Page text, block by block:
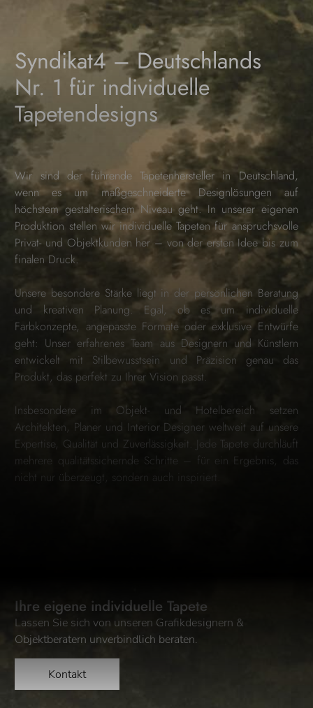
Wir sind der führende Tapetenhersteller in Deutschland,
wenn es um maßgeschneiderte Designlösungen auf
höchstem gestalterischem Niveau geht. In unserer eigenen
Produktion stellen wir individuelle Tapeten für anspruchsvolle
Privat- und Objektkunden her – von der ersten Idee bis zum
finalen Druck.
Unsere besondere Stärke liegt in der persönlichen Beratung
und kreativen Planung. Egal, ob es um individuelle
Farbkonzepte, angepasste Formate oder exklusive Entwürfe
geht: Unser erfahrenes Team aus Designern und Künstlern
entwickelt mit Stilbewusstsein und Präzision genau das
Produkt, das perfekt zu Ihrer Vision passt.
Insbesondere im Objekt- und Hotelbereich setzen
Architekten, Planer und Interior Designer weltweit auf unsere
Expertise, Qualität und Zuverlässigkeit. Jede Tapete durchläuft
mehrere qualitätssichernde Schritte – für ein Ergebnis, das
nicht nur überzeugt, sondern auch inspiriert.
Syndikat4 – Deutschlands
Nr. 1 für individuelle
Tapetendesigns
Ihre eigene individuelle Tapete
Lassen Sie sich von unseren Grafikdesignern &
Objektberatern unverbindlich beraten.
Kontakt